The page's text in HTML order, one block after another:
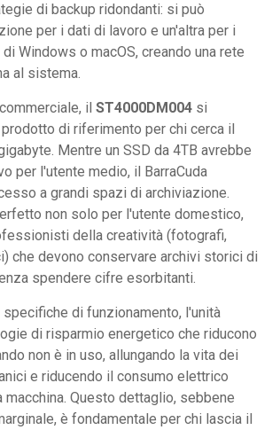
di backup ridondanti: si può
per i dati di lavoro e un'altra per i
Windows o macOS, creando una rete
al sistema.
il ST4000DM004 si
di riferimento per chi cerca il
Mentre un SSD da 4TB avrebbe
per l'utente medio, il BarraCuda
a grandi spazi di archiviazione.
non solo per l'utente domestico,
della creatività (fotografi,
che devono conservare archivi storici di
spendere cifre esorbitanti.
di funzionamento, l'unità
di risparmio energetico che riducono
non è in uso, allungando la vita dei
e riducendo il consumo elettrico
Questo dettaglio, sebbene
è fondamentale per chi lascia il